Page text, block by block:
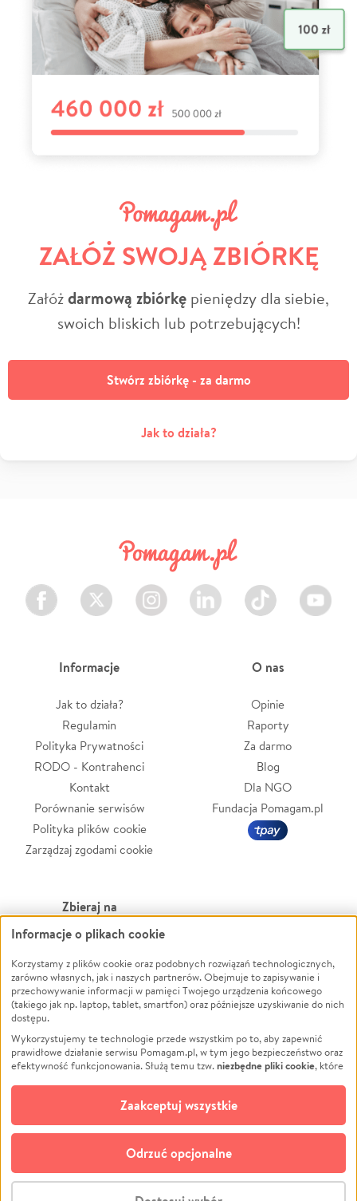
ZAŁÓŻ SWOJĄ ZBIÓRKĘ
Załóżdarmową zbiórkę pieniędzy dla siebie,
swoich bliskich lub potrzebujących!
Stwórz zbiórkę - za darmo
Jak to działa?
Facebook Twitter Instagram LinkedIn TikTok Youtube
Informacje
Jak to działa?
Regulamin
Polityka Prywatności
RODO - Kontrahenci
Kontakt
Porównanie serwisów
Polityka plików cookie
Zarządzaj zgodami cookie
O nas
Opinie
Raporty
Za darmo
Blog
Dla NGO
Fundacja Pomagam.pl
Zbieraj na
Leczenie
Zwierzęta
Pożar
Ukraina
Pomoc Finansowa
Projekty
Pogrzeb
Społeczność lokalna
Kultura
Powódź
Wichura
NGO
Edukacja
Podróż
Impreza
Ochrona środowiska
Biznes
© CROWDING SP. Z O.O.
Informacje o plikach cookie
Korzystamy z plików cookie oraz podobnych rozwiązań technologicznych,
zarówno własnych, jak i naszych partnerów. Obejmuje to zapisywanie i
przechowywanie informacji w pamięci Twojego urządzenia końcowego
(takiego jak np. laptop, tablet, smartfon) oraz późniejsze uzyskiwanie do nich
dostępu.
Wykorzystujemy te technologie przede wszystkim po to, aby zapewnić
prawidłowe działanie serwisu Pomagam.pl, w tym jego bezpieczeństwo oraz
efektywność funkcjonowania. Służą temu tzw.niezbędne pliki cookie, które
opcjonalnych plików cookie
technologii do celów analitycznych i retargetingowych. Możesz wyrazić
zgodę na ich stosowanie lub jej odmówić. W dowolnym momencie masz
możliwość zmiany swoich preferencji na stronie „Zarządzaj zgodami cookie”,
do której link znajdziesz w stopce serwisu Pomagam.pl. Opcjonalne pliki
cookie wykorzystywane są w następujących celach:
Odrzuć opcjonalne
Zaakceptuj wszystkie